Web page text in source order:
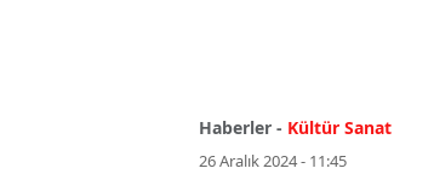
Haberler - Kültür Sanat
26 Aralık 2024 - 11:45